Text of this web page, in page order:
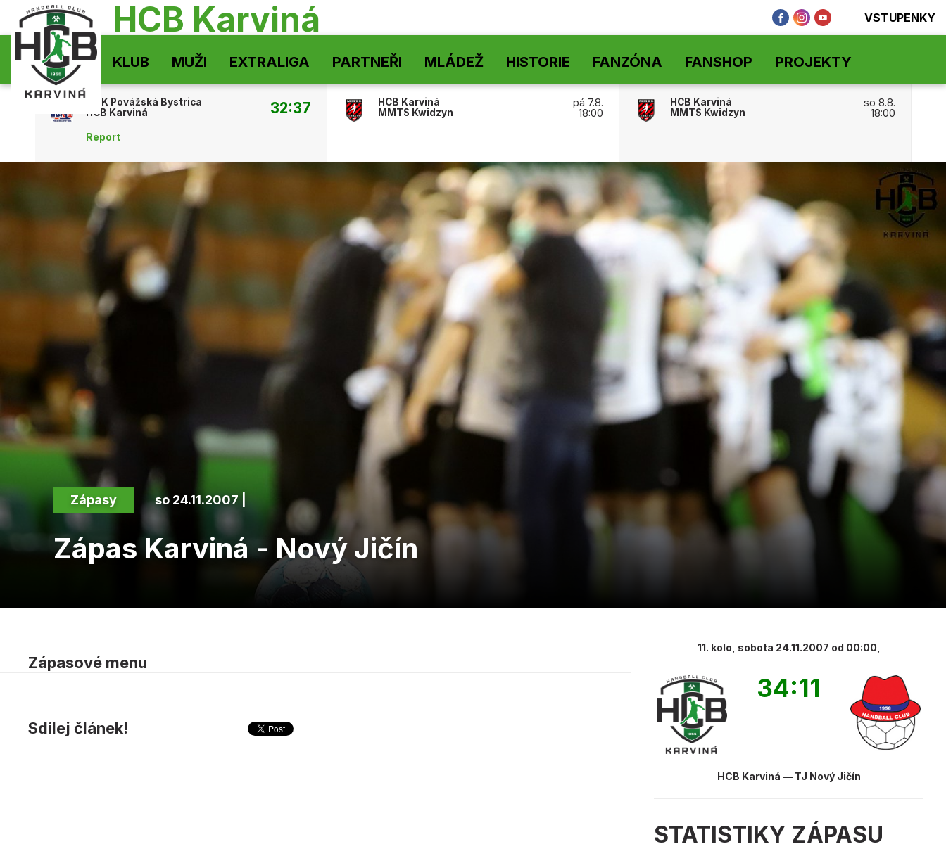
HCB Karviná VSTUPENKY
KLUB MUŽI EXTRALIGA PARTNEŘI MLÁDEŽ HISTORIE FANZÓNA FANSHOP PROJEKTY
MŠK Povážská Bystrica
HCB Karviná
32:37
Report
HCB Karviná
MMTS Kwidzyn
pá 7.8.
18:00
HCB Karviná
MMTS Kwidzyn
so 8.8.
18:00
Zápasy so 24.11.2007 |
Zápas Karviná - Nový Jičín
Zápasové menu
Sdílej článek!
11. kolo, sobota 24.11.2007 od 00:00,
34:11
HCB Karviná — TJ Nový Jičín
STATISTIKY ZÁPASU